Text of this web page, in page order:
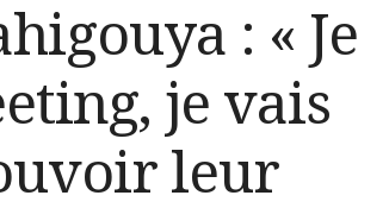
: « Je
je vais
leur